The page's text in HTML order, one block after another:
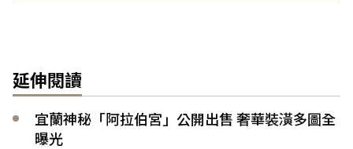
延伸閱讀
宜蘭神秘「阿拉伯宮」公開出售 奢華裝潢多圖全
曝光